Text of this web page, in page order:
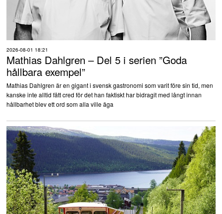
2026-08-01 18:21
Mathias Dahlgren – Del 5 i serien ”Goda
hållbara exempel”
Mathias Dahlgren är en gigant i svensk gastronomi som varit före sin tid, men
kanske inte alltid fått cred för det han faktiskt har bidragit med långt innan
hållbarhet blev ett ord som alla ville äga